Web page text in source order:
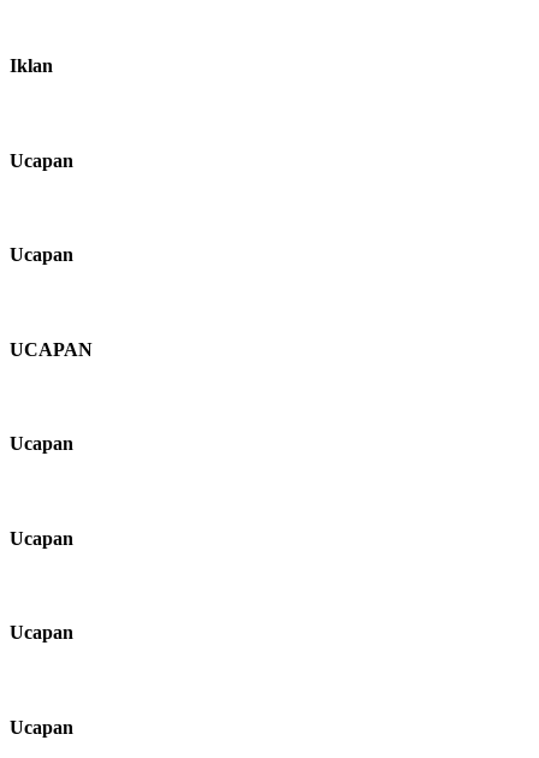
Iklan
Ucapan
Ucapan
UCAPAN
Ucapan
Ucapan
Ucapan
Ucapan